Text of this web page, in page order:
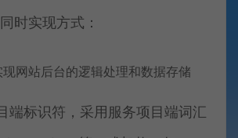
时实现方式：
端标识符，采用服务项目端词汇